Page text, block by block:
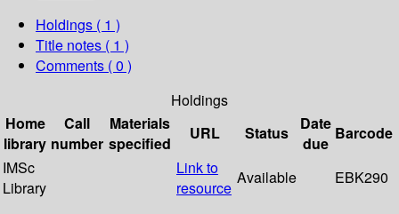
Holdings ( 1 )
Title notes ( 1 )
Comments ( 0 )
Holdings
Home
library
Call
number
Materials
specified
URL Status
Date
due
Barcode
IMSc
Library
Link to
resource
Available EBK290